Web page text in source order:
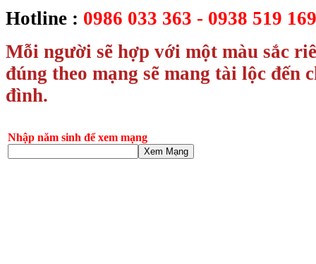
Hotline : 0986 033 363 - 0938 519
Mỗi người sẽ hợp với một màu sắc
đúng theo mạng sẽ mang tài lộc đến
đình.
Nhập năm sinh để xem mạng
Xem Mạng